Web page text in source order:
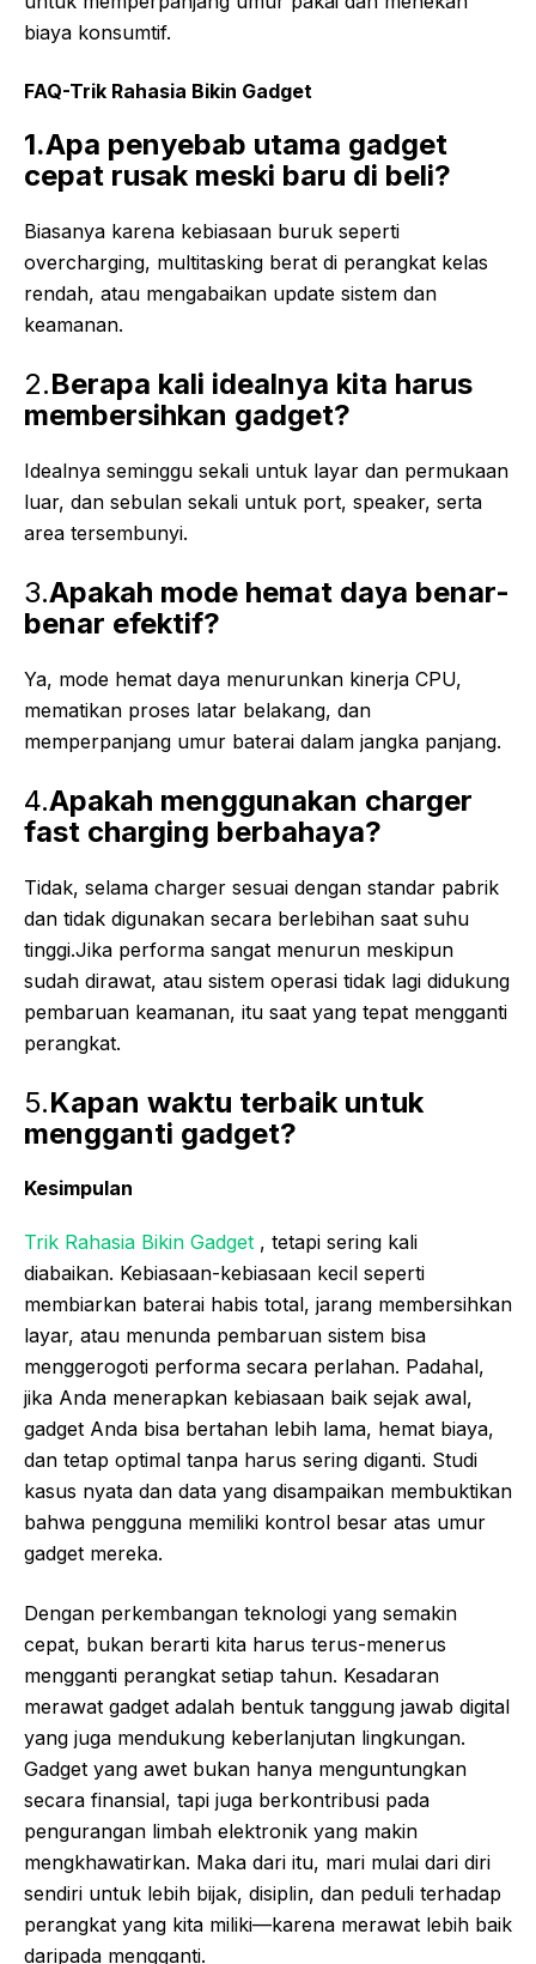
biaya konsumtif.
FAQ-Trik Rahasia Bikin Gadget
1.Apa penyebab utama gadget
cepat rusak meski baru di beli?
Biasanya karena kebiasaan buruk seperti
overcharging, multitasking berat di perangkat kelas
rendah, atau mengabaikan update sistem dan
keamanan.
2.Berapa kali idealnya kita harus
membersihkan gadget?
Idealnya seminggu sekali untuk layar dan permukaan
luar, dan sebulan sekali untuk port, speaker, serta
area tersembunyi.
3.Apakah mode hemat daya benar-
benar efektif?
Ya, mode hemat daya menurunkan kinerja CPU,
mematikan proses latar belakang, dan
memperpanjang umur baterai dalam jangka panjang.
4.Apakah menggunakan charger
fast charging berbahaya?
Tidak, selama charger sesuai dengan standar pabrik
dan tidak digunakan secara berlebihan saat suhu
tinggi.Jika performa sangat menurun meskipun
sudah dirawat, atau sistem operasi tidak lagi didukung
pembaruan keamanan, itu saat yang tepat mengganti
perangkat.
5.Kapan waktu terbaik untuk
mengganti gadget?
Kesimpulan
Trik Rahasia Bikin Gadget , tetapi sering kali
diabaikan. Kebiasaan-kebiasaan kecil seperti
membiarkan baterai habis total, jarang membersihkan
layar, atau menunda pembaruan sistem bisa
menggerogoti performa secara perlahan. Padahal,
jika Anda menerapkan kebiasaan baik sejak awal,
gadget Anda bisa bertahan lebih lama, hemat biaya,
dan tetap optimal tanpa harus sering diganti. Studi
kasus nyata dan data yang disampaikan membuktikan
bahwa pengguna memiliki kontrol besar atas umur
gadget mereka.
Dengan perkembangan teknologi yang semakin
cepat, bukan berarti kita harus terus-menerus
mengganti perangkat setiap tahun. Kesadaran
merawat gadget adalah bentuk tanggung jawab digital
yang juga mendukung keberlanjutan lingkungan.
Gadget yang awet bukan hanya menguntungkan
secara finansial, tapi juga berkontribusi pada
pengurangan limbah elektronik yang makin
mengkhawatirkan. Maka dari itu, mari mulai dari diri
sendiri untuk lebih bijak, disiplin, dan peduli terhadap
perangkat yang kita miliki—karena merawat lebih baik
daripada mengganti.